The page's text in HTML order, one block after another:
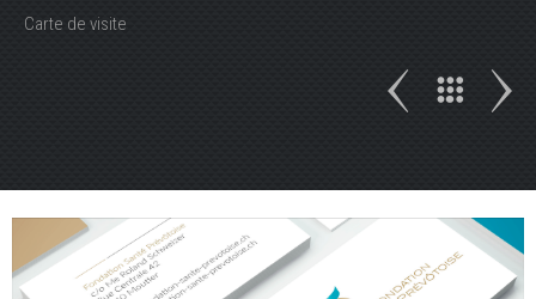
Carte de visite